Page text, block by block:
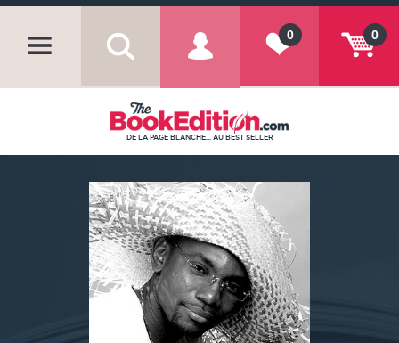
0
0
DE LA PAGE BLANCHE... AU BEST SELLER